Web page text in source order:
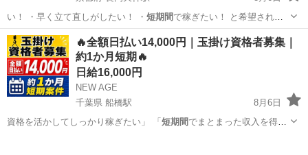
い！ ・早く立て直しがしたい！ ・ 短期間 で稼ぎたい！ と希望される
方におスス…
京都 長岡京市 長岡天神駅 仕分け 短期間
🔥全額日払い14,000円｜玉掛け資格者募集｜
約1か月短期🔥
日給16,000円
NEW AGE
千葉県 船橋駅
8月6日
資格を活かしてしっかり稼ぎたい」 「 短期間 でまとまった収入を得た